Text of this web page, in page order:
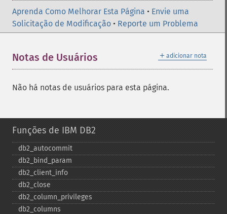
Aprenda Como Melhorar Esta Página • Envie uma
Solicitação de Modificação • Reporte um Problema
＋ adicionar nota
Notas de Usuários
Não há notas de usuários para esta página.
Funções de IBM DB2
db2_​autocommit
db2_​bind_​param
db2_​client_​info
db2_​close
db2_​column_​privileges
db2_​columns